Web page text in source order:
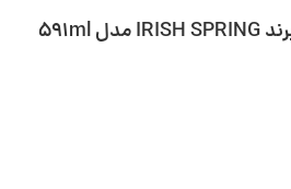
شامپو بدن آمریکایی برند IRISH SPRING مدل 591ml